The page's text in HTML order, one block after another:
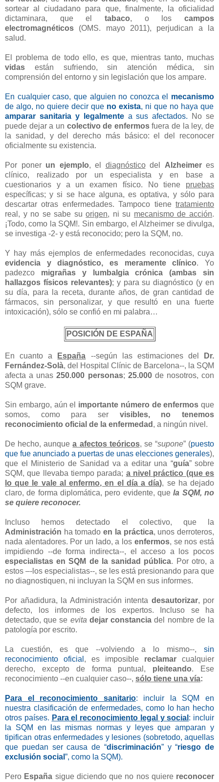
sortear al ciudadano para que, finalmente, la oficialidad
dictaminara, que el tabaco, o loscampos
electromagnéticos (OMS. mayo 2011), perjudican a la
salud.
El problema de todo ello, es que, mientras tanto, muchas
vidas están sufriendo, sin atención médica, sin
comprensión del entorno y sin legislación que los ampare.
En cualquier caso, que alguien no conozca el mecanismo
de algo, no quiere decir que no exista, ni que no haya que
amparar sanitaria y legalmentea sus afectados. No se
puede dejar a un colectivo de enfermosfuera de la ley, de
la sanidad, y del derecho más básico: el del reconocer
oficialmente su existencia.
Por poner un ejemplo, el diagnósticodel Alzheimeres
clínico, realizado por un especialista y en base a
cuestionarios y a un examen físico. No tiene pruebas
específicas; y si se hace alguna, es optativa, y sólo para
descartar otras enfermedades. Tampoco tiene tratamiento
real, y no se sabe suorigen, ni su mecanismo de acción.
¡Todo, como la SQM!. Sin embargo, el Alzheimer se divulga,
se investiga -2- y está reconocido; pero la SQM, no.
Y hay más ejemplos de enfermedades reconocidas, cuya
evidencia y diagnóstico, es meramente clínico. Yo
padezco migrañas y lumbalgia crónica (ambas sin
hallazgos físicos relevantes); y para su diagnóstico (y en
su día, para la receta, durante años, de gran cantidad de
fármacos, sin personalizar, y que resultó en una fuerte
intoxicación), sólo se confió en mi palabra…
POSICIÓN DE ESPAÑA
En cuanto a España --según las estimaciones del
Dr.
Fernández-Solà, del Hospital Clínic de Barcelona--, la SQM
afecta a unas250.000 personas; 25.000de nosotros, con
SQM grave.
Sin embargo, aún el importante número de enfermos que
somos, como para ser visibles, no tenemos
reconocimiento oficial de la enfermedad , a ningún nivel.
De hecho, aunquea afectos teóricos, se “supone” (puesto
que fue anunciado a puertas de unas elecciones generales),
que el Ministerio de Sanidad va a editar una “guía” sobre
SQM, que llevaba tiempo parada; a nivel práctico (que es
lo que le vale al enfermo, en el día a día), se ha dejado
claro, de forma diplomática, pero evidente, quela SQM, no
se quiere reconocer.
Incluso hemos detectado el colectivo, que la
Administración ha tomadoen la práctica, unos derroteros,
nada alentadores. Por un lado, a los enfermos, se nos está
impidiendo --de forma indirecta--, el acceso a los pocos
especialistas en SQM de la sanidad pública. Por otro, a
estos –-los especialistas--, se les está presionando para que
no diagnostiquen, ni incluyan la SQM en sus informes.
Por añadidura, la Administración intenta desautorizar, por
defecto, los informes de los expertos. Incluso se ha
detectado, que se evita dejar constancia del nombre de la
patología por escrito.
La cuestión, es que --volviendo a lo mismo--, sin
reconocimiento oficial , es imposible reclamar cualquier
derecho, excepto de forma puntual, pleiteando. Ese
reconocimiento --en cualquier caso--, sólo tiene una vía:
Para el reconocimiento sanitario: incluir la SQM en
nuestra clasificación de enfermedades, como lo han hecho
otros países. Para el reconocimiento legal y social : incluir
la SQM en las mismas normas y leyes que amparan y
tipifican otras enfermedades y lesiones (sobretodo, aquellas
que puedan ser causa de “discriminación” y “riesgo de
exclusión social ”, como la SQM).
Pero España sigue diciendo que no nos quiere reconocer